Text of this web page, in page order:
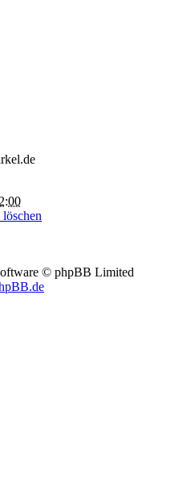
© phpBB Limited